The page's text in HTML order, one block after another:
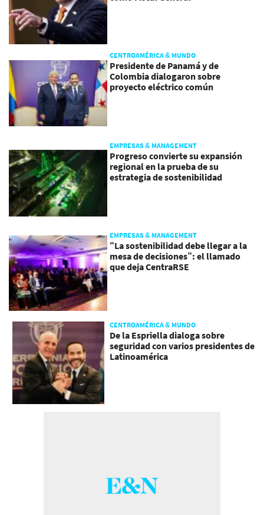
CENTROAMÉRICA & MUNDO
Presidente de Panamá y de
Colombia dialogaron sobre
proyecto eléctrico común
EMPRESAS & MANAGEMENT
Progreso convierte su expansión
regional en la prueba de su
estrategia de sostenibilidad
EMPRESAS & MANAGEMENT
“La sostenibilidad debe llegar a la
mesa de decisiones”: el llamado
que deja CentraRSE
CENTROAMÉRICA & MUNDO
De la Espriella dialoga sobre
seguridad con varios presidentes de
Latinoamérica